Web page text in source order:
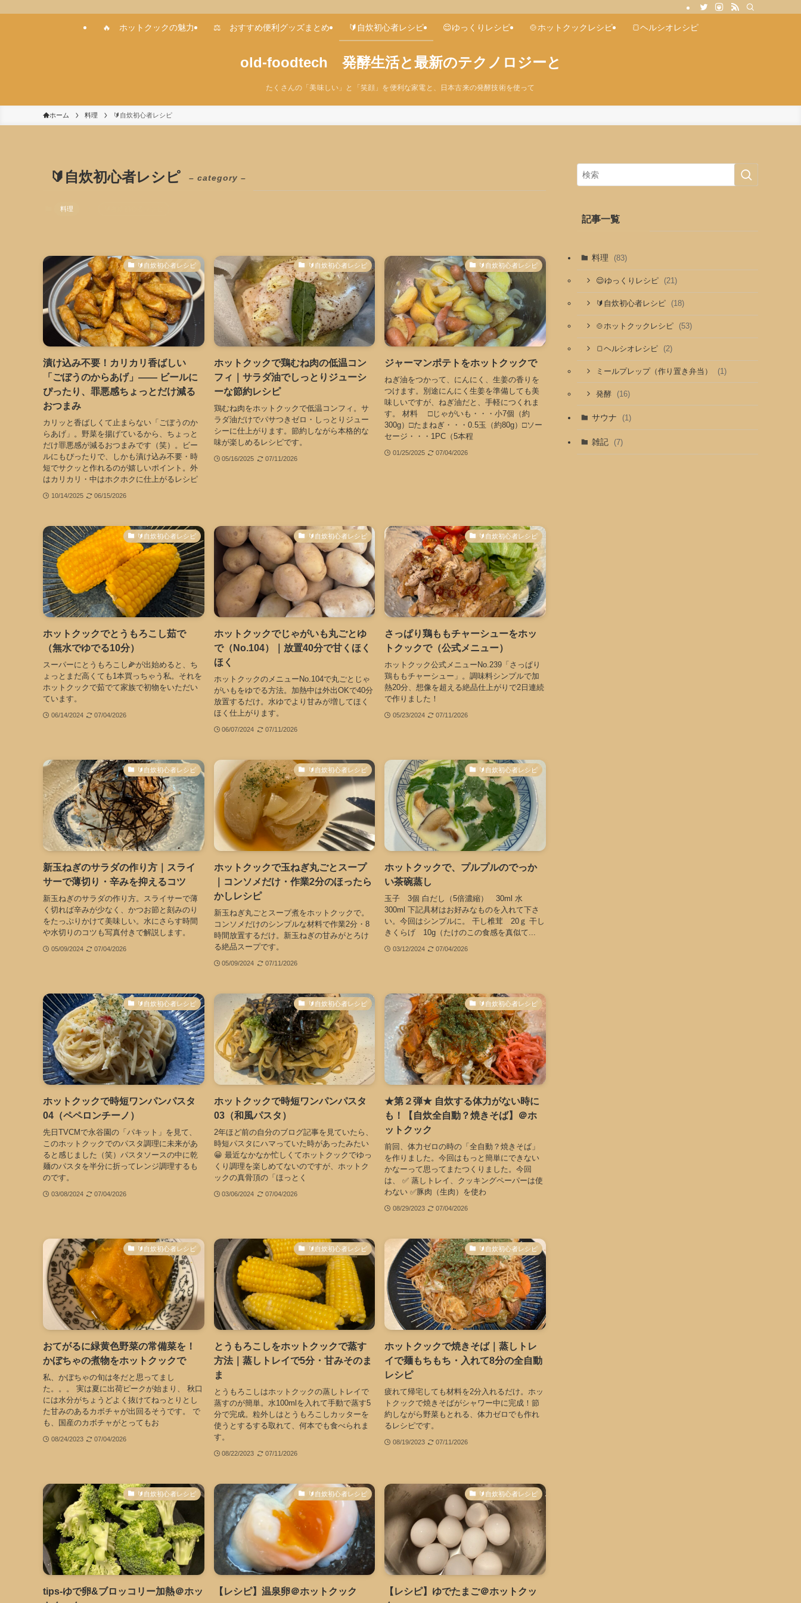
old-foodtech 発酵生活と最新のテクノロジーと
たくさんの「美味しい」と「笑顔」を便利な家電と、日本古来の発酵技術を使って
🔥 ホットクックの魅力 ⚖️ おすすめ便利グッズまとめ 🔰自炊初心者レシピ 😌ゆっくりレシピ 🍲ホットクックレシピ 🍞ヘルシオレシピ
ホーム 料理 🔰自炊初心者レシピ
🔰自炊初心者レシピ – category –
料理
🔰自炊初心者レシピ
漬け込み不要！カリカリ香ばしい
「ごぼうのからあげ」―― ビールに
ぴったり、罪悪感ちょっとだけ減る
おつまみ
カリッと香ばしくて止まらない「ごぼうのか
らあげ」。野菜を揚げているから、ちょっと
だけ罪悪感が減るおつまみです（笑）。ビー
ルにもぴったりで、しかも漬け込み不要・時
短でサクッと作れるのが嬉しいポイント。外
はカリカリ・中はホクホクに仕上がるレシピ
10/14/2025 06/15/2026
🔰自炊初心者レシピ
ホットクックで鶏むね肉の低温コン
フィ｜サラダ油でしっとりジューシ
ーな節約レシピ
鶏むね肉をホットクックで低温コンフィ。サ
ラダ油だけでパサつきゼロ・しっとりジュー
シーに仕上がります。節約しながら本格的な
味が楽しめるレシピです。
05/16/2025 07/11/2026
🔰自炊初心者レシピ
ジャーマンポテトをホットクックで
ねぎ油をつかって、にんにく、生姜の香りを
つけます。別途にんにく生姜を準備しても美
味しいですが、ねぎ油だと、手軽につくれま
す。 材料 □じゃがいも・・・小7個（約
300g）□たまねぎ・・・0.5玉（約80g）□ソー
セージ・・・1PC（5本程
01/25/2025 07/04/2026
🔰自炊初心者レシピ
ホットクックでとうもろこし茹で
（無水でゆでる10分）
スーパーにとうもろこし🌽が出始めると、ち
ょっとまだ高くても1本買っちゃう私。それを
ホットクックで茹でて家族で初物をいただい
ています。
06/14/2024 07/04/2026
🔰自炊初心者レシピ
ホットクックでじゃがいも丸ごとゆ
で（No.104）｜放置40分で甘くほく
ほく
ホットクックのメニューNo.104で丸ごとじゃ
がいもをゆでる方法。加熱中は外出OKで40分
放置するだけ。水ゆでより甘みが増してほく
ほく仕上がります。
06/07/2024 07/11/2026
🔰自炊初心者レシピ
さっぱり鶏ももチャーシューをホッ
トクックで（公式メニュー）
ホットクック公式メニューNo.239「さっぱり
鶏ももチャーシュー」。調味料シンプルで加
熱20分、想像を超える絶品仕上がりで2日連続
で作りました！
05/23/2024 07/11/2026
🔰自炊初心者レシピ
新玉ねぎのサラダの作り方｜スライ
サーで薄切り・辛みを抑えるコツ
新玉ねぎのサラダの作り方。スライサーで薄
く切れば辛みが少なく、かつお節と刻みのり
をたっぷりかけて美味しい。水にさらす時間
や水切りのコツも写真付きで解説します。
05/09/2024 07/04/2026
🔰自炊初心者レシピ
ホットクックで玉ねぎ丸ごとスープ
｜コンソメだけ・作業2分のほったら
かしレシピ
新玉ねぎ丸ごとスープ煮をホットクックで。
コンソメだけのシンプルな材料で作業2分・8
時間放置するだけ。新玉ねぎの甘みがとろけ
る絶品スープです。
05/09/2024 07/11/2026
🔰自炊初心者レシピ
ホットクックで、プルプルのでっか
い茶碗蒸し
玉子 3個 白だし（5倍濃縮） 30ml 水
300ml 下記具材はお好みなものを入れて下さ
い。今回はシンプルに。 干し椎茸 20ｇ 干し
きくらげ 10g（たけのこの食感を真似て...
03/12/2024 07/04/2026
🔰自炊初心者レシピ
ホットクックで時短ワンパンパスタ
04（ペペロンチーノ）
先日TVCMで永谷園の「パキット」を見て、
このホットクックでのパスタ調理に未来があ
ると感じました（笑）パスタソースの中に乾
麺のパスタを半分に折ってレンジ調理するも
のです。
03/08/2024 07/04/2026
🔰自炊初心者レシピ
ホットクックで時短ワンパンパスタ
03（和風パスタ）
2年ほど前の自分のブログ記事を見ていたら、
時短パスタにハマっていた時があったみたい
😀 最近なかなか忙しくてホットクックでゆっ
くり調理を楽しめてないのですが、ホットク
ックの真骨頂の「ほっとく
03/06/2024 07/04/2026
🔰自炊初心者レシピ
★第２弾★ 自炊する体力がない時に
も！【自炊全自動？焼きそば】＠ホ
ットクック
前回、体力ゼロの時の「全自動？焼きそば」
を作りました。今回はもっと簡単にできない
かなーって思ってまたつくりました。今回
は、 ✅ 蒸しトレイ、クッキングペーパーは使
わない ✅豚肉（生肉）を使わ
08/29/2023 07/04/2026
🔰自炊初心者レシピ
おてがるに緑黄色野菜の常備菜を！
かぼちゃの煮物をホットクックで
私、かぼちゃの旬は冬だと思ってまし
た。。。 実は夏に出荷ピークが始まり、 秋口
には水分がちょうどよく抜けてねっとりとし
た甘みのあるカボチャが出回るそうです。 で
も、国産のカボチャがとってもお
08/24/2023 07/04/2026
🔰自炊初心者レシピ
とうもろこしをホットクックで蒸す
方法｜蒸しトレイで5分・甘みそのま
ま
とうもろこしはホットクックの蒸しトレイで
蒸すのが簡単。水100mlを入れて手動で蒸す5
分で完成。粒外しはとうもろこしカッターを
使うとするする取れて、何本でも食べられま
す。
08/22/2023 07/11/2026
🔰自炊初心者レシピ
ホットクックで焼きそば｜蒸しトレ
イで麺もちもち・入れて8分の全自動
レシピ
疲れて帰宅しても材料を2分入れるだけ。ホッ
トクックで焼きそばがシャワー中に完成！節
約しながら野菜もとれる、体力ゼロでも作れ
るレシピです。
08/19/2023 07/11/2026
🔰自炊初心者レシピ
tips-ゆで卵&ブロッコリー加熱＠ホッ
🔰自炊初心者レシピ
【レシピ】温泉卵＠ホットクック
🔰自炊初心者レシピ
【レシピ】ゆでたまご＠ホットクッ
記事一覧
料理 (83)
😌ゆっくりレシピ (21)
🔰自炊初心者レシピ (18)
🍲ホットクックレシピ (53)
🍞ヘルシオレシピ (2)
ミールプレップ（作り置き弁当） (1)
発酵 (16)
サウナ (1)
雑記 (7)